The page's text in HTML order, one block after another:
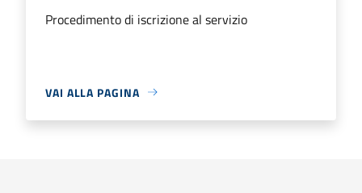
Procedimento di iscrizione al servizio
VAI ALLA PAGINA